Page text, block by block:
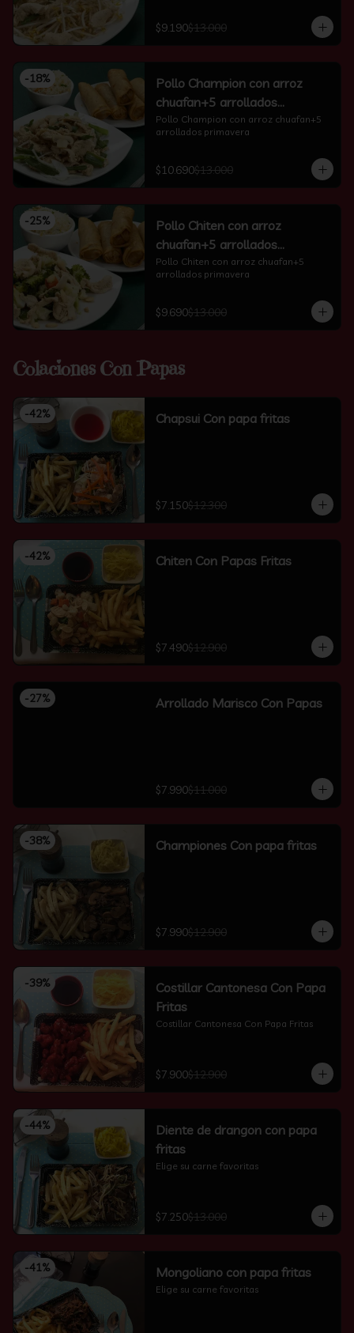
$9.190$13.000
-18%
Pollo Champion con arroz
chuafan+5 arrollados
primavera
Pollo Champion con arroz chuafan+5
arrollados primavera
$10.690$13.000
-25%
Pollo Chiten con arroz
chuafan+5 arrollados
primavera
Pollo Chiten con arroz chuafan+5
arrollados primavera
$9.690$13.000
Colaciones Con Papas
-42% Chapsui Con papa fritas
$7.150$12.300
-42% Chiten Con Papas Fritas
$7.490$12.900
-27% Arrollado Marisco Con Papas
$7.990$11.000
-38% Championes Con papa fritas
$7.990$12.900
-39%
Costillar Cantonesa Con Papa
Fritas
Costillar Cantonesa Con Papa Fritas
$7.900$12.900
-44%
Diente de drangon con papa
fritas
Elige su carne favoritas
$7.250$13.000
-41% Mongoliano con papa fritas
Elige su carne favoritas